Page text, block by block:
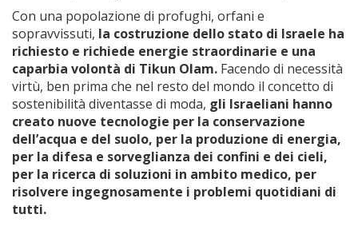
Con una popolazione di profughi, orfani e
sopravvissuti, la costruzione dello stato di Israele ha
richiesto e richiede energie straordinarie e una
caparbia volontà di Tikun Olam. Facendo di necessità
virtù, ben prima che nel resto del mondo il concetto di
sostenibilità diventasse di moda, gli Israeliani hanno
creato nuove tecnologie per la conservazione
dell’acqua e del suolo, per la produzione di energia,
per la difesa e sorveglianza dei confini e dei cieli,
per la ricerca di soluzioni in ambito medico, per
risolvere ingegnosamente i problemi quotidiani di
tutti.